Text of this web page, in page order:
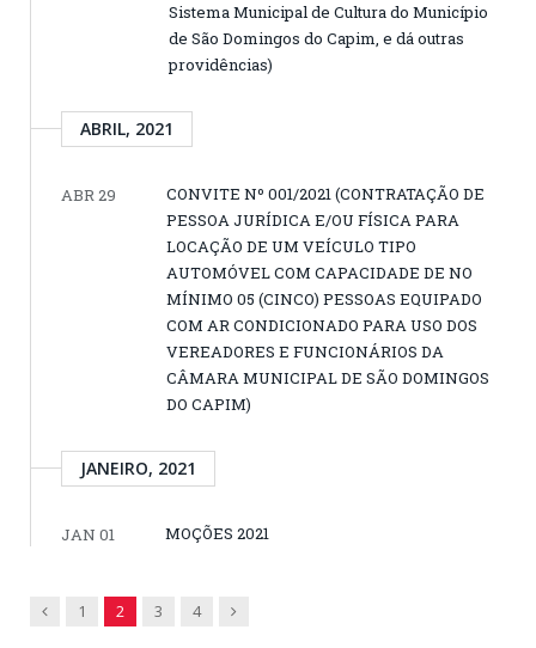
Sistema Municipal de Cultura do Município
de São Domingos do Capim, e dá outras
providências)
ABRIL, 2021
ABR 29
CONVITE Nº 001/2021 (CONTRATAÇÃO DE
PESSOA JURÍDICA E/OU FÍSICA PARA
LOCAÇÃO DE UM VEÍCULO TIPO
AUTOMÓVEL COM CAPACIDADE DE NO
MÍNIMO 05 (CINCO) PESSOAS EQUIPADO
COM AR CONDICIONADO PARA USO DOS
VEREADORES E FUNCIONÁRIOS DA
CÂMARA MUNICIPAL DE SÃO DOMINGOS
DO CAPIM)
JANEIRO, 2021
JAN 01 MOÇÕES 2021
Previous
1 2 3 4 Next